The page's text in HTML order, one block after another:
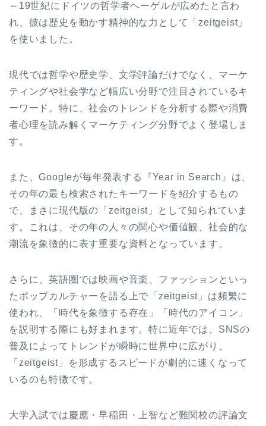
～19世紀にドイツの哲学者ヘーゲルが広めたと言わ
れ、彼は歴史を動かす精神的な力として「zeitgeist」
を使いました。
現代では哲学や歴史学、文学評論だけでなく、マーケ
ティングや社会学など幅広い分野で注目されているキ
ーワード。特に、社会のトレンドを分析する際や消費
者心理を読み解くマーケティング分野でよく登場しま
す。
また、Googleが毎年発表する『Year in Search』は、
その年の最も検索されたキーワードを紹介するもの
で、まさに現代版の「zeitgeist」として知られていま
す。これは、その年の人々の関心や価値観、社会的な
潮流を象徴的に表す重要な資料となっています。
さらに、英語圏では映画や音楽、ファッションといっ
たポップカルチャーを語る上で「zeitgeist」は頻繁に
使われ、「時代を象徴する存在」「時代のアイコン」
を説明する際にも好まれます。特に近年では、SNSの
普及によってトレンドが瞬時に世界中に広がり、
「zeitgeist」を形成するスピードが劇的に速くなって
いるのも特徴です。
大学入試では慶應・早稲田・上智など難関校の評論文